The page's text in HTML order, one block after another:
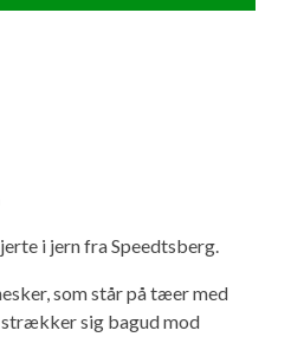
at vide
sikkerhedsapp
vand i campingvognen
i jern fra Speedtsberg.
som står på tæer med
strækker sig bagud mod